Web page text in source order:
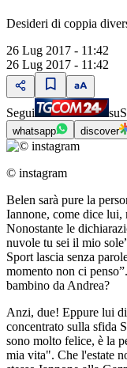
Desideri di coppia
26 Lug 2017 - 11:42
26 Lug 2017 - 11:42
Segui su
whatsapp discover
© instagram
Belen sarà pure la
Iannone, come dice lui,
Nonostante le
nuvole tu sei il mio
Sport lascia senza
momento non ci
bambino da Andrea?
Anzi, due! Eppure lui
concentrato sulla sfida
sono molto felice, è la
mia vita". Che l'estate